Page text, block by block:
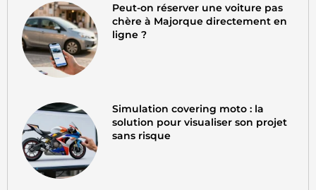
Peut-on réserver une voiture pas
chère à Majorque directement en
ligne ?
Simulation covering moto : la
solution pour visualiser son projet
sans risque